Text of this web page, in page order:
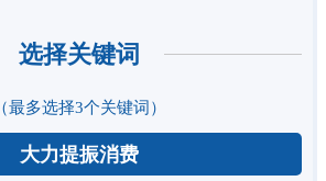
选择关键词
（最多选择3个关键词）
大力提振消费